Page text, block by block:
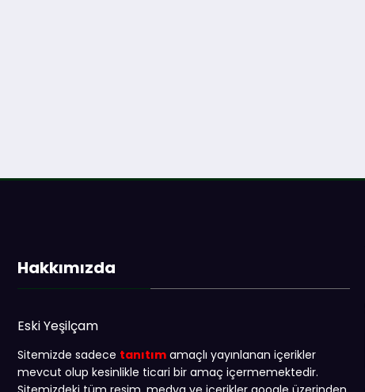
Hakkımızda
Eski Yeşilçam
Sitemizde sadece tanıtım amaçlı yayınlanan içerikler
mevcut olup kesinlikle ticari bir amaç içermemektedir.